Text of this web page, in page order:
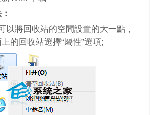
將回收站的空間設置的大一點，
的回收站選擇“屬性”選項;